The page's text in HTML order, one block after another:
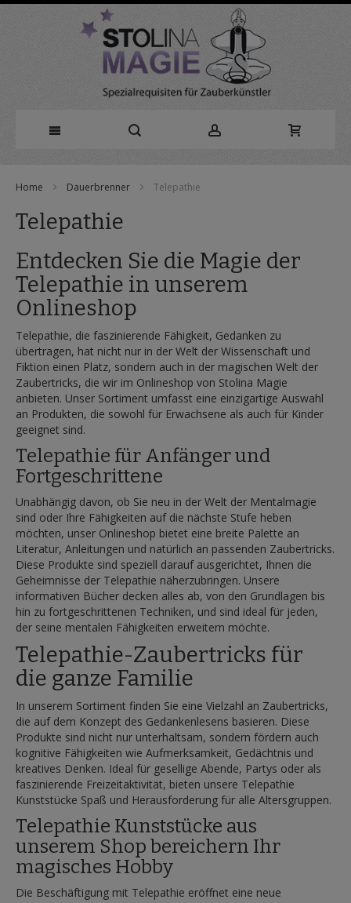
zum
Inhalt
Home Dauerbrenner Telepathie
Telepathie
Entdecken Sie die Magie der
Telepathie in unserem
Onlineshop
Telepathie, die faszinierende Fähigkeit, Gedanken zu
übertragen, hat nicht nur in der Welt der Wissenschaft und
Fiktion einen Platz, sondern auch in der magischen Welt der
Zaubertricks, die wir im Onlineshop von Stolina Magie
anbieten. Unser Sortiment umfasst eine einzigartige Auswahl
an Produkten, die sowohl für Erwachsene als auch für Kinder
geeignet sind.
Telepathie für Anfänger und
Fortgeschrittene
Unabhängig davon, ob Sie neu in der Welt der Mentalmagie
sind oder Ihre Fähigkeiten auf die nächste Stufe heben
möchten, unser Onlineshop bietet eine breite Palette an
Literatur, Anleitungen und natürlich an passenden Zaubertricks.
Diese Produkte sind speziell darauf ausgerichtet, Ihnen die
Geheimnisse der Telepathie näherzubringen. Unsere
informativen Bücher decken alles ab, von den Grundlagen bis
hin zu fortgeschrittenen Techniken, und sind ideal für jeden,
der seine mentalen Fähigkeiten erweitern möchte.
Telepathie-Zaubertricks für
die ganze Familie
In unserem Sortiment finden Sie eine Vielzahl an Zaubertricks,
die auf dem Konzept des Gedankenlesens basieren. Diese
Produkte sind nicht nur unterhaltsam, sondern fördern auch
kognitive Fähigkeiten wie Aufmerksamkeit, Gedächtnis und
kreatives Denken. Ideal für gesellige Abende, Partys oder als
faszinierende Freizeitaktivität, bieten unsere Telepathie
Kunststücke Spaß und Herausforderung für alle Altersgruppen.
Telepathie Kunststücke aus
unserem Shop bereichern Ihr
magisches Hobby
Die Beschäftigung mit Telepathie eröffnet eine neue